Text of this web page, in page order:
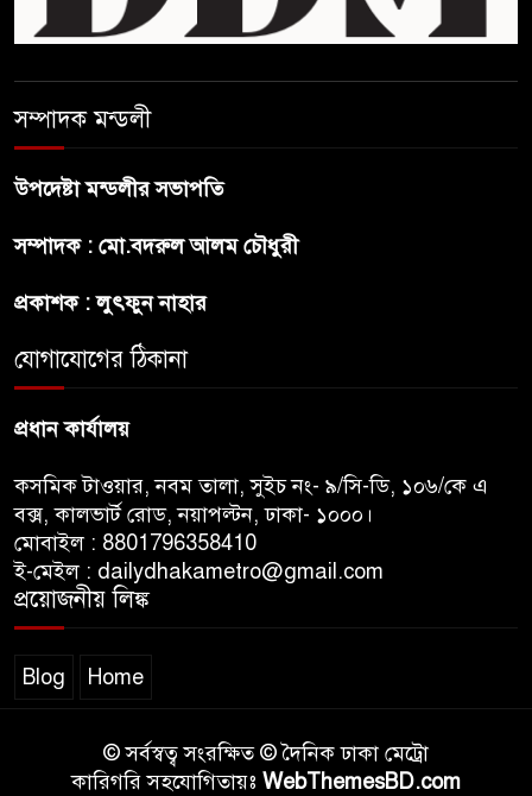
জনগনের অধিকার আদায়ে এসেছিঃ
জামাতের আমির
বন্ধুত্ব : ব্রেট লি
সম্পাদক মন্ডলী
উপদেষ্টা মন্ডলীর সভাপতি
সম্পাদক : মো.বদরুল আলম চৌধুরী
প্রকাশক : লুৎফুন নাহার
যোগাযোগের ঠিকানা
প্রধান কার্যালয়
কসমিক টাওয়ার, নবম তালা, সুইচ নং- ৯/সি-ডি, ১০৬/কে এ
বক্স, কালভার্ট রোড, নয়াপল্টন, ঢাকা- ১০০০।
মোবাইল : 8801796358410
ই-মেইল : dailydhakametro@gmail.com
প্রয়োজনীয় লিঙ্ক
Blog Home
© সর্বস্বত্ব সংরক্ষিত © দৈনিক ঢাকা মেট্রো
কারিগরি সহযোগিতায়ঃ WebThemesBD.com